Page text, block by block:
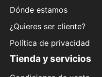
Dónde estamos
¿Quieres ser cliente?
Política de privacidad
Tienda y servicios